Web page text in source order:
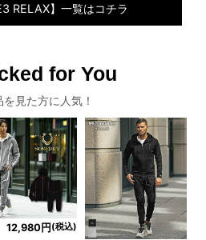
RELAX】一覧はコチラ
for You
を見た方に人気！
12,980円 (税込)